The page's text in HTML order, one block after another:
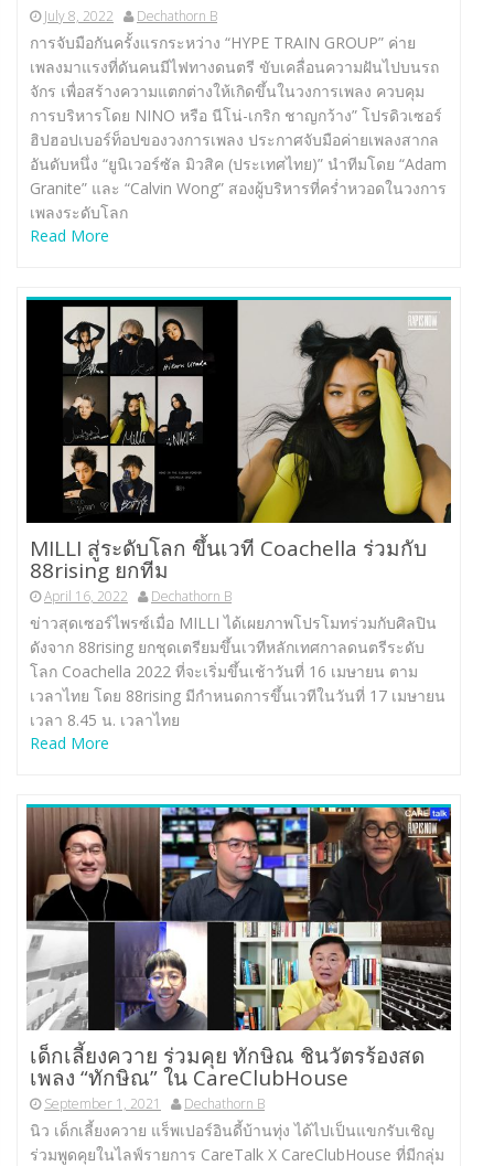
July 8, 2022 Dechathorn B
การจับมือกันครั้งแรกระหว่าง “HYPE TRAIN GROUP” ค่าย
เพลงมาแรงที่ดันคนมีไฟทางดนตรี ขับเคลื่อนความฝันไปบนรถ
จักร เพื่อสร้างความแตกต่างให้เกิดขึ้นในวงการเพลง ควบคุม
การบริหารโดย NINO หรือ นีโน่-เกริก ชาญกว้าง” โปรดิวเซอร์
ฮิปฮอปเบอร์ท็อปของวงการเพลง ประกาศจับมือค่ายเพลงสากล
อันดับหนึ่ง “ยูนิเวอร์ซัล มิวสิค (ประเทศไทย)” นำทีมโดย “Adam
Granite” และ “Calvin Wong” สองผู้บริหารที่คร่ำหวอดในวงการ
เพลงระดับโลก
Read More
MILLI สู่ระดับโลก ขึ้นเวที Coachella ร่วมกับ
88rising ยกทีม
April 16, 2022 Dechathorn B
ข่าวสุดเซอร์ไพรซ์เมื่อ MILLI ได้เผยภาพโปรโมทร่วมกับศิลปิน
ดังจาก 88rising ยกชุดเตรียมขึ้นเวทีหลักเทศกาลดนตรีระดับ
โลก Coachella 2022 ที่จะเริ่มขึ้นเช้าวันที่ 16 เมษายน ตาม
เวลาไทย โดย 88rising มีกำหนดการขึ้นเวทีในวันที่ 17 เมษายน
เวลา 8.45 น. เวลาไทย
Read More
เด็กเลี้ยงควาย ร่วมคุย ทักษิณ ชินวัตรร้องสด
เพลง “ทักษิณ” ใน CareClubHouse
September 1, 2021 Dechathorn B
นิว เด็กเลี้ยงควาย แร็พเปอร์อินดี้บ้านทุ่ง ได้ไปเป็นแขกรับเชิญ
ร่วมพูดคุยในไลฟ์รายการ CareTalk X CareClubHouse ที่มีกลุ่ม